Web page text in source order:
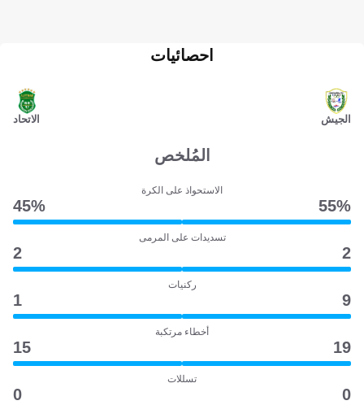
الجيش
احصائيات
الاتحاد
المُلخص
الاستحواذ على الكرة
55‎%‎
45‎%‎
تسديدات على المرمى
2
2
ركنيات
9
1
أخطاء مرتكبة
19
15
تسللات
0
0